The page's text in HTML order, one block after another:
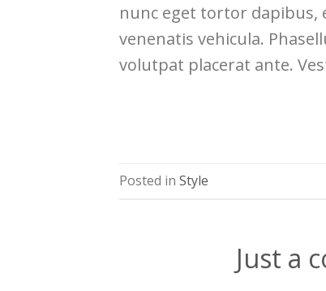
nunc eget tortor dapibus,
venenatis vehicula.
volutpat placerat ante.
Posted in Style
Just a